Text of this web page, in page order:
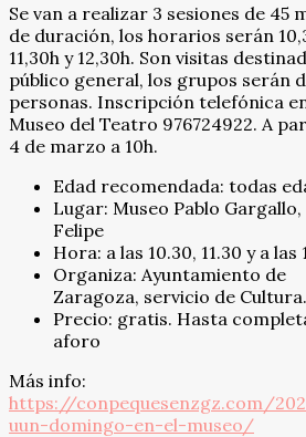
Se van a realizar 3 sesiones de 45
de duración, los horarios serán
11,30h y 12,30h. Son visitas
público general, los grupos serán
personas. Inscripción telefónica
Museo del Teatro 976724922. A
4 de marzo a 10h.
Edad recomendada: todas
Lugar: Museo Pablo Gargallo,
Felipe
Hora: a las 10.30, 11.30 y a las
Organiza: Ayuntamiento de
Zaragoza, servicio de Cultura.
Precio: gratis. Hasta
aforo
Más info:
https://conpequesenzgz.com/
uun-domingo-en-el-museo/